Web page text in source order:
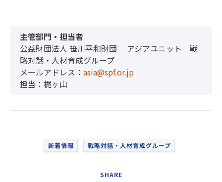
主管部門・担当者
公益財団法人 笹川平和財団 アジアユニット 戦
略対話・人材育成グループ
メールアドレス： asia@spf.or.jp
担当：梶ヶ山
新着情報 戦略対話・人材育成グループ
SHARE